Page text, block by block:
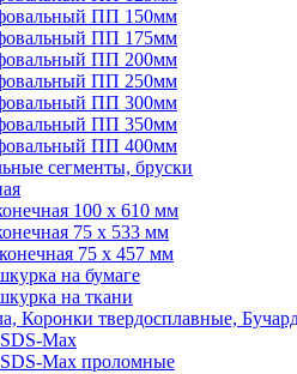
ПП 150мм
ПП 175мм
ПП 200мм
ПП 250мм
ПП 300мм
ПП 350мм
ПП 400мм
сегменты, бруски
100 х 610 мм
75 х 533 мм
75 х 457 мм
на бумаге
на ткани
Коронки твердосплавные,
Max
Max проломные